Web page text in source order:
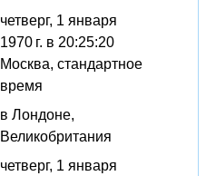
четверг, 1 января
1970 г. в 20:25:20
Москва, стандартное
время
в Лондоне,
Великобритания
четверг, 1 января